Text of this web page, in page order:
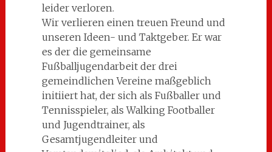
leider verloren.
Wir verlieren einen treuen Freund und
unseren Ideen- und Taktgeber. Er war
es der die gemeinsame
Fußballjugendarbeit der drei
gemeindlichen Vereine maßgeblich
initiiert hat, der sich als Fußballer und
Tennisspieler, als Walking Footballer
und Jugendtrainer, als
Gesamtjugendleiter und